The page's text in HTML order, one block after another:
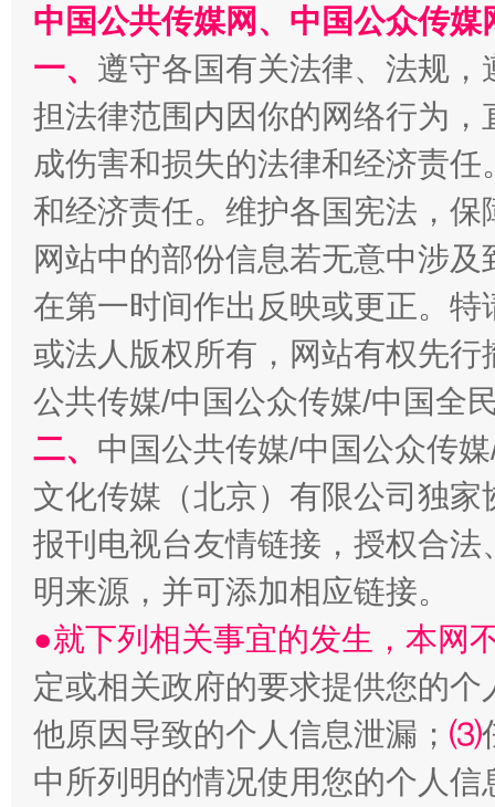
以产业富民促振兴 酒驾
从幼儿园到大学，有这些资助 “
事关残疾人未来5年
中国公共传媒网、中国公众传
一、 遵守各国有关法律、法规
担法律范围内因你的网络行为
成伤害和损失的法律和经济责
和经济责任。维护各国宪法，
网站中的部份信息若无意中涉
在第一时间作出反映或更正。
或法人版权所有，网站有权先
公共传媒/中国公众传媒/中国全
二、 中国公共传媒/中国公众传
文化传媒（北京）有限公司独
报刊电视台友情链接，授权合
明来源，并可添加相应链接。
●就下列相关事宜的发生，本网
定或相关政府的要求提供您的个
他原因导致的个人信息泄漏； ⑶
中所列明的情况使用您的个人